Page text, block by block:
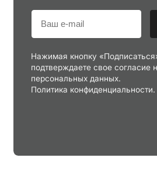
Нажимая кнопку
подтверждаете свое согласие
персональных данных.
Политика конфиденциальности.